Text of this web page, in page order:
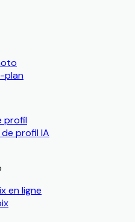
plan
profil
profil IA
en ligne